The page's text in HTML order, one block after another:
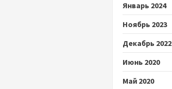
Январь 2024
Ноябрь 2023
Декабрь 2022
Июнь 2020
Май 2020